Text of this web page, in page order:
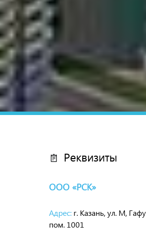
Реквизиты
ООО «РСК»
Адрес: г. Казань, ул. М,
пом. 1001